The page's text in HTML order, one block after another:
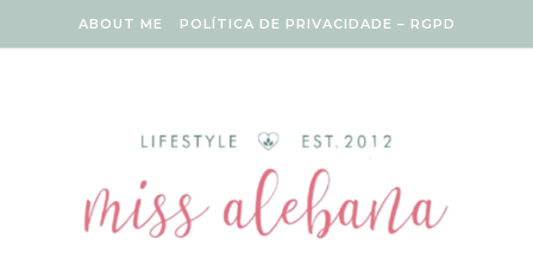
ABOUT ME POLÍTICA DE PRIVACIDADE – RGPD